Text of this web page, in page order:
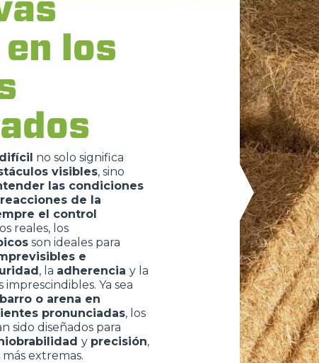
HORCAS Y PINZAS
los
no solo significa
visibles, sino
las condiciones
de la
el control
reales, los
son ideales para
e
, la adherencia y la
imprescindibles. Ya sea
o arena en
pronunciadas, los
sido diseñados para
y precisión,
extremas.